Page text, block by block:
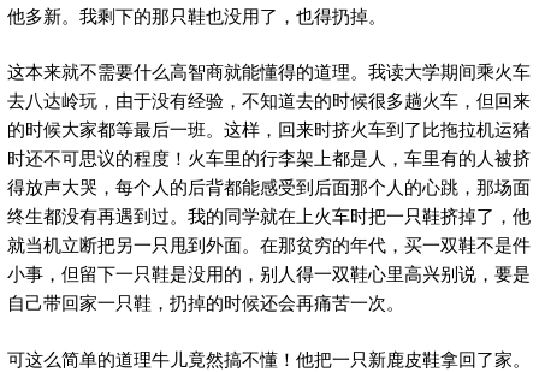
他多新。我剩下的那只鞋也没用了，也得扔掉。
这本来就不需要什么高智商就能懂得的道理。我读大学期间乘火车
去八达岭玩，由于没有经验，不知道去的时候很多趟火车，但回来
的时候大家都等最后一班。这样，回来时挤火车到了比拖拉机运猪
时还不可思议的程度！火车里的行李架上都是人，车里有的人被挤
得放声大哭，每个人的后背都能感受到后面那个人的心跳，那场面
终生都没有再遇到过。我的同学就在上火车时把一只鞋挤掉了，他
就当机立断把另一只甩到外面。在那贫穷的年代，买一双鞋不是件
小事，但留下一只鞋是没用的，别人得一双鞋心里高兴别说，要是
自己带回家一只鞋，扔掉的时候还会再痛苦一次。
可这么简单的道理牛儿竟然搞不懂！他把一只新鹿皮鞋拿回了家。